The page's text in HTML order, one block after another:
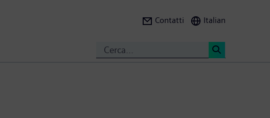
Contatti Italian